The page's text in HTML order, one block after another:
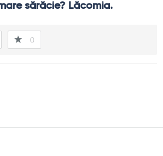
sărăcie? Lăcomia.
0